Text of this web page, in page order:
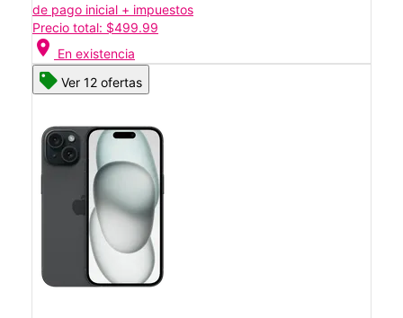
de pago inicial + impuestos
Precio total: $499.99
location_on En existencia
Ver 12 ofertas